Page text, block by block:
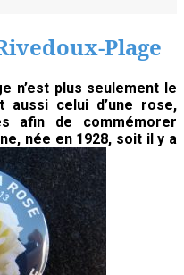
Plage
n’est plus seulement le
aussi celui d’une rose,
afin de commémorer
née en 1928, soit il y a